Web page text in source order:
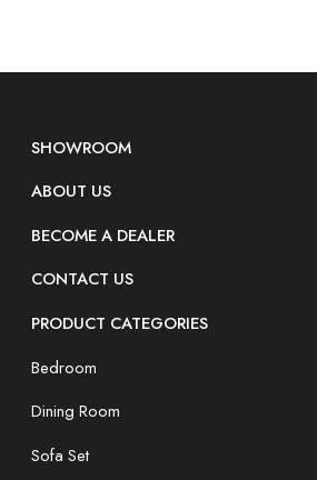
SHOWROOM
ABOUT US
BECOME A DEALER
CONTACT US
PRODUCT CATEGORIES
Bedroom
Dining Room
Sofa Set